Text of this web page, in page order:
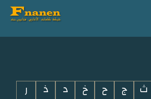
ث ج ح خ د ذ
ر